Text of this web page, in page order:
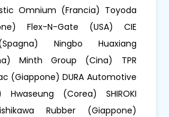
Omnium (Francia) Toyoda
Flex-N-Gate (USA) CIE
Ningbo Huaxiang
Minth Group (Cina) TPR
(Giappone) DURA Automotive
Hwaseung (Corea) SHIROKI
Rubber (Giappone)